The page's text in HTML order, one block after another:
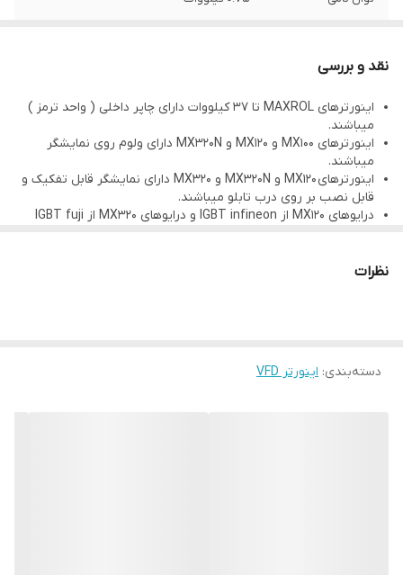
نقد و بررسی
اینورترهای MAXROL تا 37 کیلووات دارای چاپر داخلی ( واحد ترمز )
میباشند.
اینورترهای MX100 و MX120 و MX320N دارای ولوم روی نمایشگر
میباشند.
اینورترهای MX120 و MX320N و MX320 دارای نمایشگر قابل تفکیک و
قابل نصب بر روی درب تابلو میباشند.
درایوهای MX120 از IGBT infineon و درایوهای MX320 از IGBT fuji
MX320N دارای 24 ماه گارانتی میباشد.
نظرات
دسته‌بندی: اینورتر VFD